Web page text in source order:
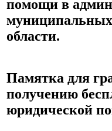
помощи в
муниципальных
области.
Памятка для
получению
юридической